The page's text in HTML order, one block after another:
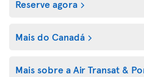
Reserve agora
Mais do Canadá
Mais sobre a Air Transat &